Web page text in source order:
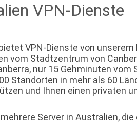
VPN-Dienste
VPN-Dienste von
vom Stadtzentrum von
nur 15 Gehminuten
Standorten in mehr als 60
und Ihnen einen privaten
Server in Australien,